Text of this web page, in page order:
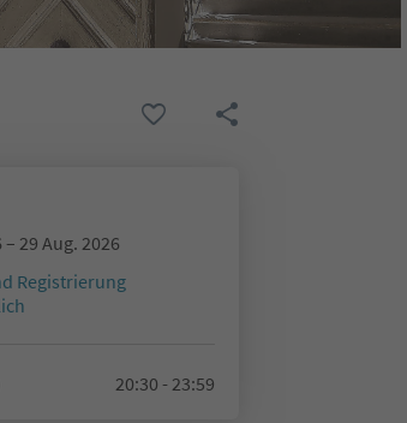
29 Aug. 2026
Registrierung
20:30 - 23:59